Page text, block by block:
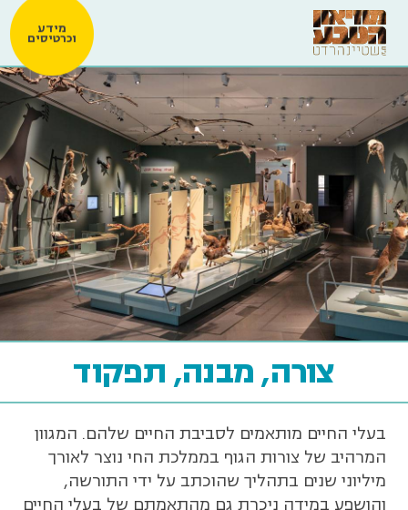
מידע
וכרטיסים
צורה, מבנה, תפקוד
בעלי החיים מותאמים לסביבת החיים שלהם. המגוון
המרהיב של צורות הגוף בממלכת החי נוצר לאורך
מיליוני שנים בתהליך שהוכתב על ידי התורשה,
והושפע במידה ניכרת גם מהתאמתם של בעלי החיים